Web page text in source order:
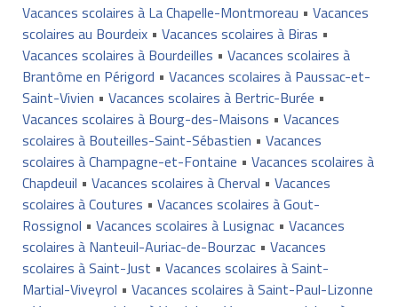
Vacances scolaires à La Chapelle-Montmoreau • Vacances
scolaires au Bourdeix• Vacances scolaires à Biras •
Vacances scolaires à Bourdeilles • Vacances scolaires à
Brantôme en Périgord • Vacances scolaires à Paussac-et-
Saint-Vivien • Vacances scolaires à Bertric-Burée •
Vacances scolaires à Bourg-des-Maisons • Vacances
scolaires à Bouteilles-Saint-Sébastien • Vacances
scolaires à Champagne-et-Fontaine • Vacances scolaires à
Chapdeuil • Vacances scolaires à Cherval • Vacances
scolaires à Coutures • Vacances scolaires à Gout-
Rossignol • Vacances scolaires à Lusignac• Vacances
scolaires à Nanteuil-Auriac-de-Bourzac• Vacances
scolaires à Saint-Just • Vacances scolaires à Saint-
Martial-Viveyrol • Vacances scolaires à Saint-Paul-Lizonne